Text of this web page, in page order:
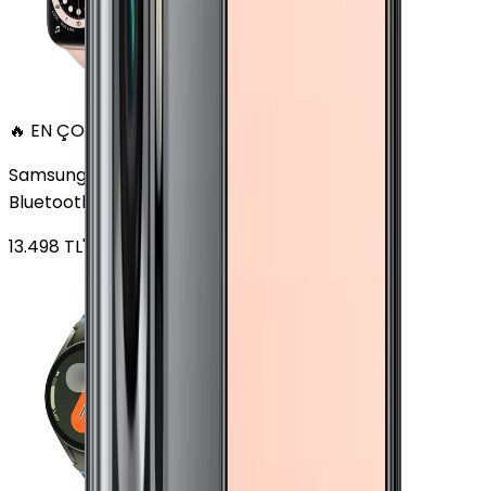
🔥 EN ÇOK SATAN
Samsung Galaxy Watch 7 Alüminyum 40 mm
Bluetooth Wi-Fi Yeşil
13.498 TL'den başlayan fiyatlar